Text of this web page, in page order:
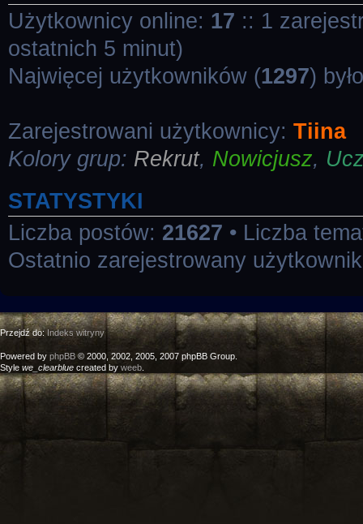
Użytkownicy online: 17 :: 1
ostatnich 5 minut)
Najwięcej użytkowników (1297)
Zarejestrowani użytkownicy: Tiina
Kolory grup: Rekrut, Nowicjusz,
STATYSTYKI
Liczba postów: 21627 • Liczba
Ostatnio zarejestrowany
Przejdź do:Indeks witryny
Powered by phpBB © 2000, 2002, 2005, 2007 phpBB Group.
Style we_clearblue created by weeb